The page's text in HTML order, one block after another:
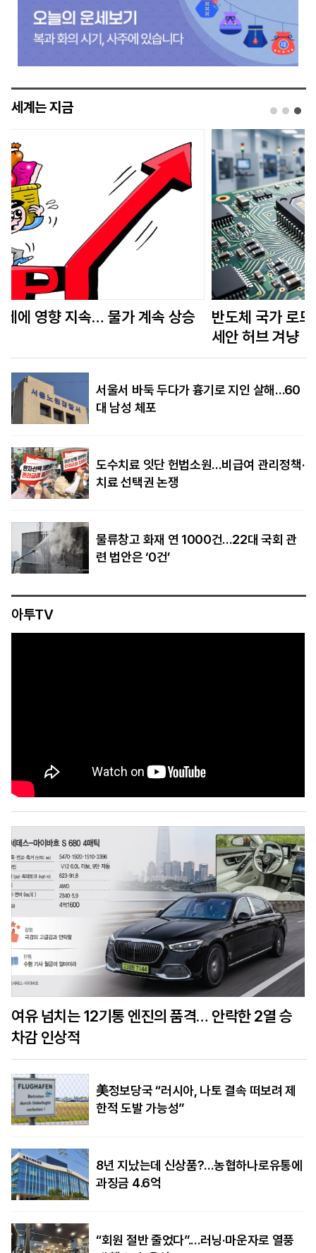
세계는 지금
반도체 국가 로드맵 ‘시암 실리카’ 내건 태국… 아
서울서 바둑 두다가 흉기로 지인 살해…60
대 남성 체포
도수치료 잇단 헌법소원…비급여 관리정책·
치료 선택권 논쟁
물류창고 화재 연 1000건…22대 국회 관
련 법안은 ‘0건’
아투TV
여유 넘치는 12기통 엔진의 품격… 안락한 2열 승
차감 인상적
美정보당국 “러시아, 나토 결속 떠보려 제
한적 도발 가능성”
8년 지났는데 신상품?…농협하나로유통에
과징금 4.6억
“회원 절반 줄었다”.…러닝·마운자로 열풍